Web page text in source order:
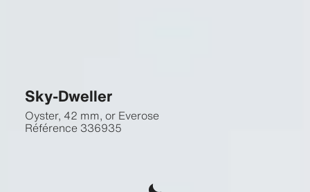
Sky-Dweller
Oyster, 42 mm, or Everose
Référence 336935